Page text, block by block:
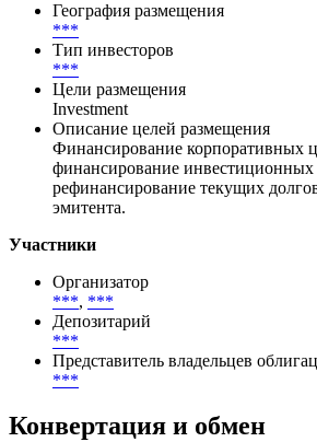
География размещения
***
Тип инвесторов
***
Цели размещения
Investment
Описание целей размещения
Финансирование корпоративных
финансирование инвестиционных
рефинансирование текущих
эмитента.
Участники
Организатор
***, ***
Депозитарий
***
Представитель владельцев
***
Конвертация и обмен